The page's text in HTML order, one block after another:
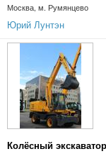
Москва, м. Румянцево
Юрий Лунтэн
Колёсный